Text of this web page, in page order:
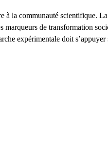
la communauté scientifique.
de transformation
expérimentale doit